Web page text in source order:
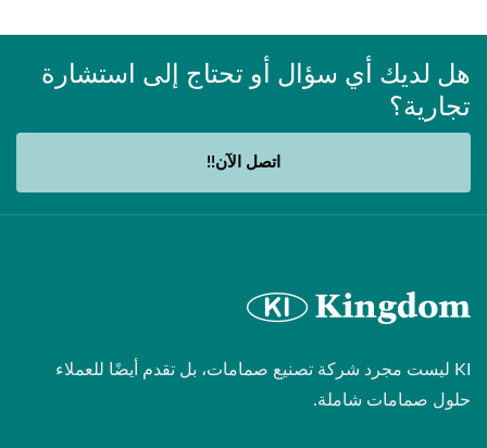
هل لديك أي سؤال أو تحتاج إلى استشارة
تجارية؟
اتصل الآن!!
KI ليست مجرد شركة تصنيع صمامات، بل تقدم أيضًا للعملاء
حلول صمامات شاملة.